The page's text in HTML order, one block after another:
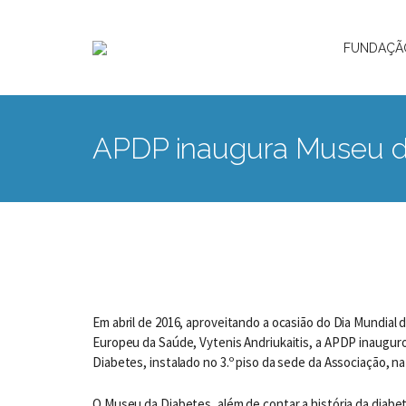
APDP inaugura Museu
Em abril de 2016, aproveitando a ocasião do Dia Mundial
Europeu da Saúde, Vytenis Andriukaitis, a APDP
Diabetes, instalado no 3.º piso da sede da Associação,